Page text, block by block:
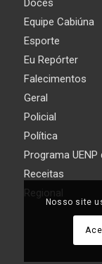
Doces
Equipe Cabiúna
Esporte
Eu Repórter
Falecimentos
Geral
Policial
Política
Programa UENP
Receitas
Regional
Nosso site